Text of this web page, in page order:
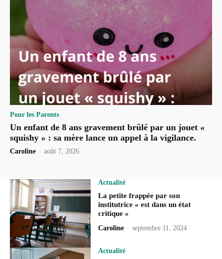
Pour les Parents
Un enfant de 8 ans gravement brûlé par un jouet «
squishy » : sa mère lance un appel à la vigilance.
Caroline - août 7, 2026
Actualité
La petite frappée par son
institutrice « est dans un état
critique »
Caroline - septembre 11, 2024
Actualité